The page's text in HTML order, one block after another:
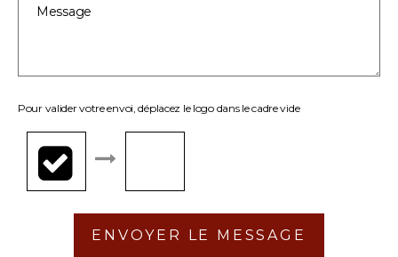
Pour valider votre envoi, déplacez le logo dans le cadre vide
ENVOYER LE MESSAGE